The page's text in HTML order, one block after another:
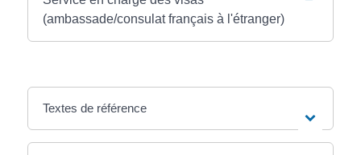
(ambassade/consulat français à l'étranger)
Textes de référence